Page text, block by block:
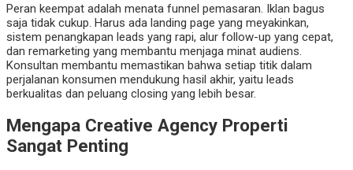
Peran keempat adalah menata funnel pemasaran. Iklan bagus
saja tidak cukup. Harus ada landing page yang meyakinkan,
sistem penangkapan leads yang rapi, alur follow-up yang cepat,
dan remarketing yang membantu menjaga minat audiens.
Konsultan membantu memastikan bahwa setiap titik dalam
perjalanan konsumen mendukung hasil akhir, yaitu leads
berkualitas dan peluang closing yang lebih besar.
Mengapa Creative Agency Properti
Sangat Penting